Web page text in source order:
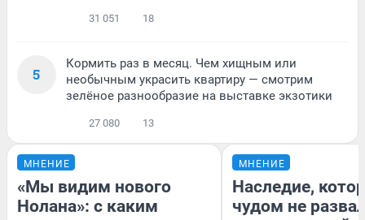
31 051 18
5
Кормить раз в месяц. Чем хищным или
необычным украсить квартиру — смотрим
зелёное разнообразие на выставке экзотики
27 080 13
МНЕНИЕ
«Мы видим нового
Нолана»: с каким
МНЕНИЕ
Наследие,
чудом не